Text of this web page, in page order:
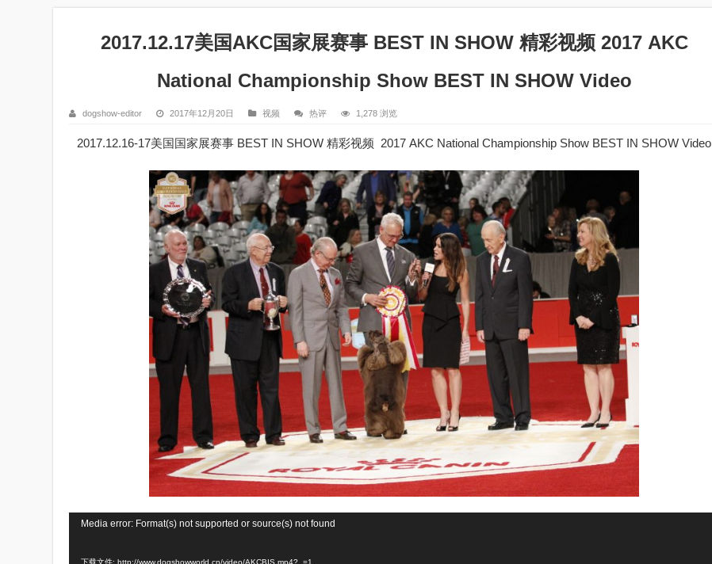
2017.12.17美国AKC国家展赛事 BEST IN SHOW 精彩视频 2017 AKC
National Championship Show BEST IN SHOW Video
dogshow-editor 2017年12月20日 视频 热评 1,278 浏览
2017.12.16-17美国国家展赛事 BEST IN SHOW 精彩视频 2017 AKC National Championship Show BEST IN SHOW Video
Media error: Format(s) not supported or source(s) not found
下载文件: http://www.dogshowworld.cn/video/AKCBIS.mp4?_=1